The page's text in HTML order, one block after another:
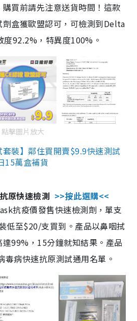
買前請先注意送貨時間！這款
盒獲歐盟認可，可檢測到Delta
92.2%，特異度100%。
點擊圖片放大
裝】鄰住買開賣$9.9快速測試
15萬盒補貨
原快速檢測 >>按此選購<<
抗疫價發售快速檢測劑，單支
低至$20/支買到。產品以鼻咽拭
99%，15分鐘就知結果。產品
毒病快速抗原測試通用名單。